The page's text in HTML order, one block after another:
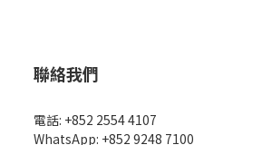
聯絡我們
電話: +852 2554 4107
WhatsApp: +852 9248 7100